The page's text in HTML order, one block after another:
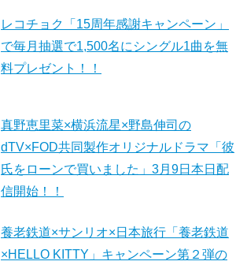
レコチョク「15周年感謝キャンペーン」
で毎月抽選で1,500名にシングル1曲を無
料プレゼント！！
真野恵里菜×横浜流星×野島伸司の
dTV×FOD共同製作オリジナルドラマ「彼
氏をローンで買いました」3月9日本日配
信開始！！
養老鉄道×サンリオ×日本旅行「養老鉄道
×HELLO KITTY」キャンペーン第２弾の